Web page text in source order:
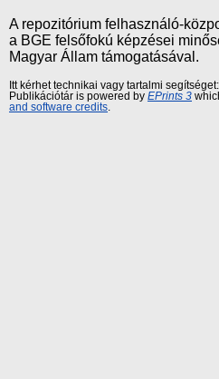
A repozitórium felhasználó-
a BGE felsőfokú képzései
Magyar Állam támogatásával.
Itt kérhet technikai vagy tartalmi segítséget:
Publikációtár is powered by EPrints 3
and software credits.